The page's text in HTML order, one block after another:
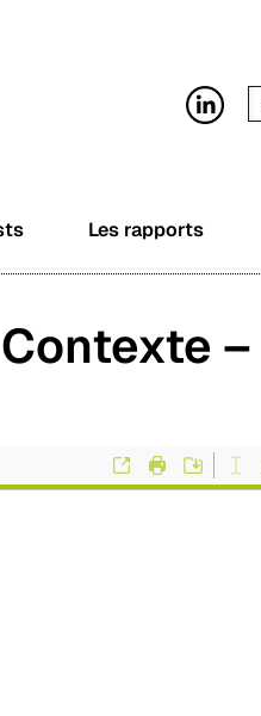
Les rapports
–